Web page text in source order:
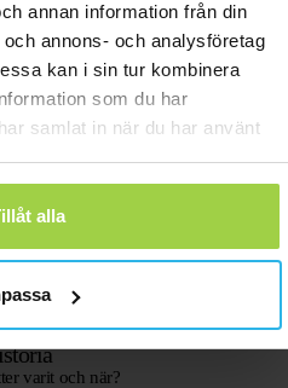
annan information från din
annons- och analysföretag
kan i sin tur kombinera
som du har
samlat in när du har använt
alla
på kartan
över de senaste
View
exakta plats.
varit och när?